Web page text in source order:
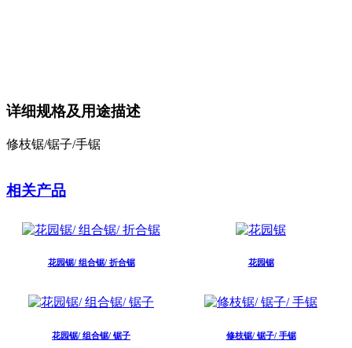
详细规格及用途描述
修枝锯/锯子/手锯
相关产品
花园锯/ 组合锯/ 折合锯 花园锯
花园锯/ 组合锯/ 锯子 修枝锯/ 锯子/ 手锯